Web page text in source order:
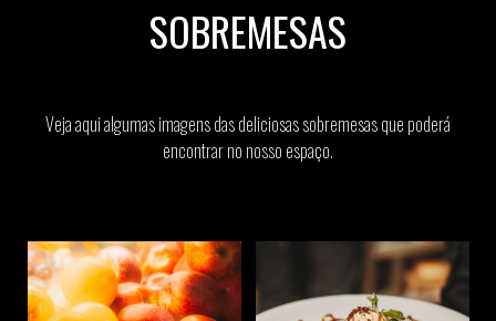
SOBREMESAS
Veja aqui algumas imagens das deliciosas sobremesas que poderá
encontrar no nosso espaço.